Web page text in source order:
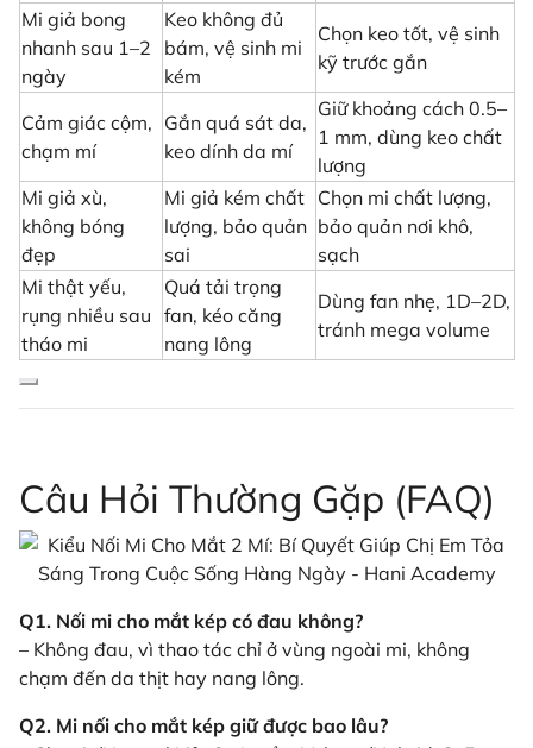
Mi giả bong
nhanh sau 1–2
ngày
Keo không đủ
bám, vệ sinh mi
kém
Chọn keo tốt, vệ sinh
kỹ trước gắn
Cảm giác cộm,
chạm mí
Gắn quá sát da,
keo dính da mí
Giữ khoảng cách 0.5–
1 mm, dùng keo chất
lượng
Mi giả xù,
không bóng
đẹp
Mi giả kém chất
lượng, bảo quản
sai
Chọn mi chất lượng,
bảo quản nơi khô,
sạch
Mi thật yếu,
rụng nhiều sau
tháo mi
Quá tải trọng
fan, kéo căng
nang lông
Dùng fan nhẹ, 1D–2D,
tránh mega volume
Câu Hỏi Thường Gặp (FAQ)
Q1. Nối mi cho mắt kép có đau không?
– Không đau, vì thao tác chỉ ở vùng ngoài mi, không
chạm đến da thịt hay nang lông.
Q2. Mi nối cho mắt kép giữ được bao lâu?